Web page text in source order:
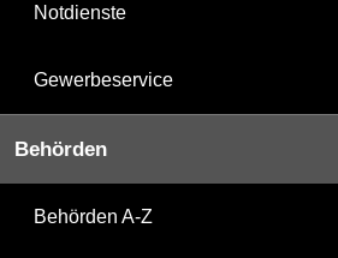
Notdienste
Gewerbeservice
Behörden
Behörden A-Z